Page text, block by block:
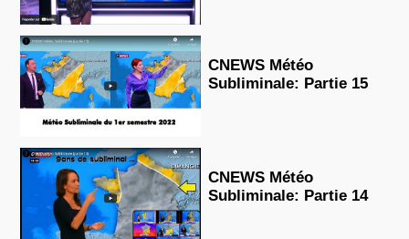
CNEWS Météo
Subliminale: Partie 15
CNEWS Météo
Subliminale: Partie 14